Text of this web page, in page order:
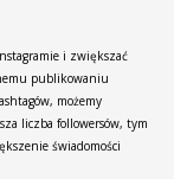
i zwiększać
publikowaniu
możemy
liczba followersów, tym
świadomości